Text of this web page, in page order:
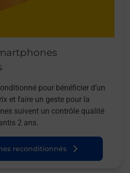
pour bénéficier d’un
et faire un geste pour la
suivent un contrôle qualité
2 ans.
reconditionnés